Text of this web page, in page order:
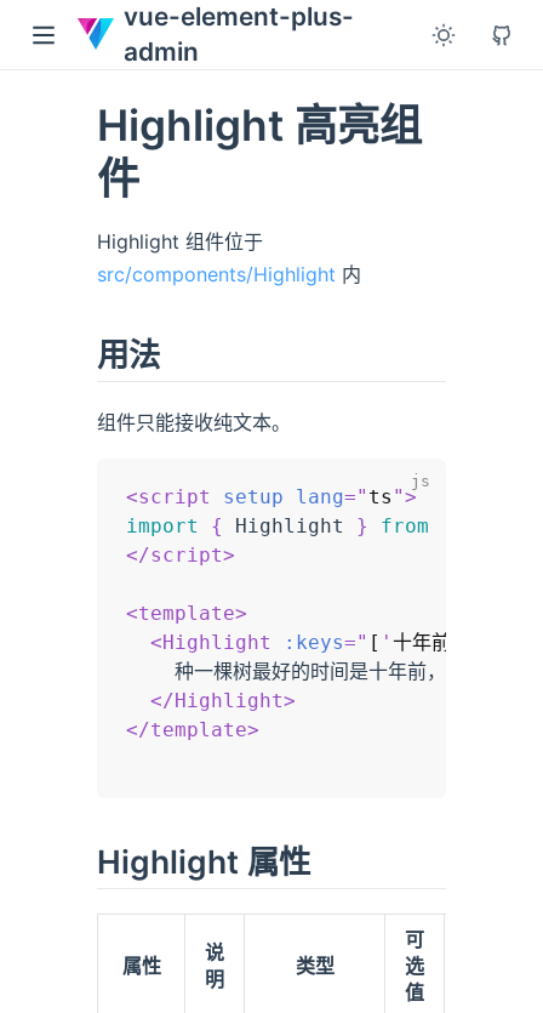
vue-element-plus-
admin
Highlight 高亮组
件
Highlight 组件位于
src/components/Highlight 内
用法
组件只能接收纯文本。
<script setup lang=" ts ">
import
{ Highlight } from
</script>
<template>
<Highlight :keys=" [ ' 十年前
种一棵树最好的时间是十年前，其次就是
</Highlight>
</template>
Highlight 属性
属性
说
明
类型
可
选
值